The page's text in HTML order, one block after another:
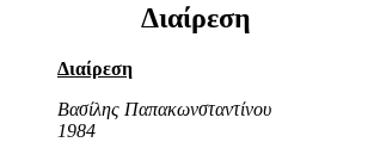
Διαίρεση
Διαίρεση
Βασίλης Παπακωνσταντίνου
1984